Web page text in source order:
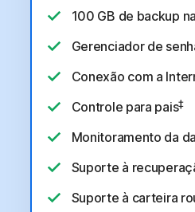
100 GB de backup
Gerenciador de
Conexão com a
Controle para pais‡
Monitoramento da
Suporte à
Suporte à carteira